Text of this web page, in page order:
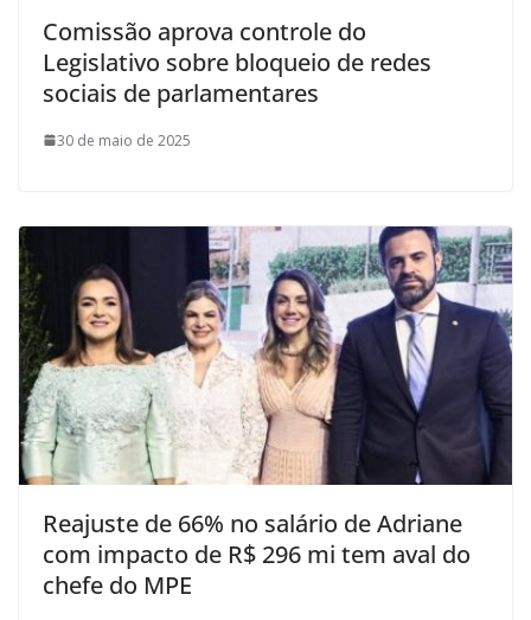
Comissão aprova controle do
Legislativo sobre bloqueio de redes
sociais de parlamentares
30 de maio de 2025
Reajuste de 66% no salário de Adriane
com impacto de R$ 296 mi tem aval do
chefe do MPE